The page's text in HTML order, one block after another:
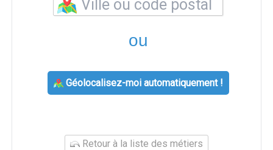
ou
Géolocalisez-moi automatiquement !
Retour à la liste des métiers